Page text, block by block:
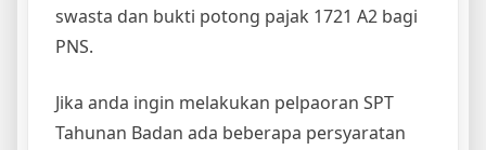
swasta dan bukti potong pajak 1721 A2 bagi
PNS.
Jika anda ingin melakukan pelpaoran SPT
Tahunan Badan ada beberapa persyaratan